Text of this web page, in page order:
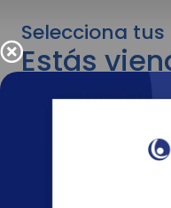
Selecciona
Estás
para
Para cambiar al
adelante recuerda